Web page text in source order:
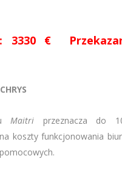
3330 €
Maitri przeznacza do
koszty funkcjonowania